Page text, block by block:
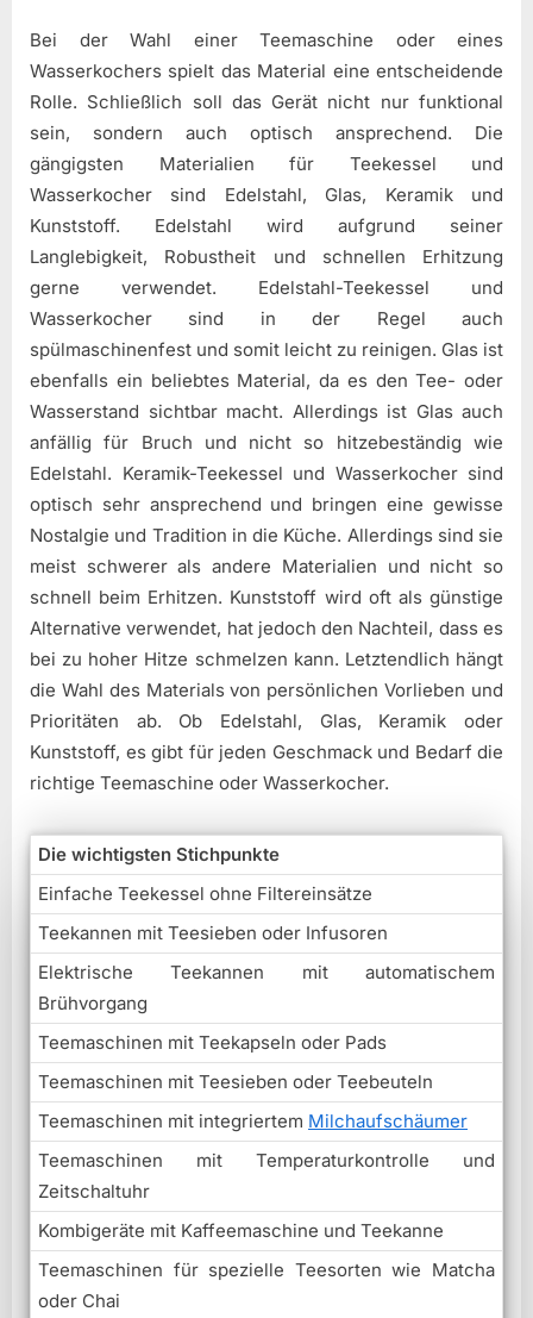
Bei der Wahl einer Teemaschine oder eines
Wasserkochers spielt das Material eine entscheidende
Rolle. Schließlich soll das Gerät nicht nur funktional
sein, sondern auch optisch ansprechend. Die
gängigsten Materialien für Teekessel und
Wasserkocher sind Edelstahl, Glas, Keramik und
Kunststoff. Edelstahl wird aufgrund seiner
Langlebigkeit, Robustheit und schnellen Erhitzung
gerne verwendet. Edelstahl-Teekessel und
Wasserkocher sind in der Regel auch
spülmaschinenfest und somit leicht zu reinigen. Glas ist
ebenfalls ein beliebtes Material, da es den Tee- oder
Wasserstand sichtbar macht. Allerdings ist Glas auch
anfällig für Bruch und nicht so hitzebeständig wie
Edelstahl. Keramik-Teekessel und Wasserkocher sind
optisch sehr ansprechend und bringen eine gewisse
Nostalgie und Tradition in die Küche. Allerdings sind sie
meist schwerer als andere Materialien und nicht so
schnell beim Erhitzen. Kunststoff wird oft als günstige
Alternative verwendet, hat jedoch den Nachteil, dass es
bei zu hoher Hitze schmelzen kann. Letztendlich hängt
die Wahl des Materials von persönlichen Vorlieben und
Prioritäten ab. Ob Edelstahl, Glas, Keramik oder
Kunststoff, es gibt für jeden Geschmack und Bedarf die
richtige Teemaschine oder Wasserkocher.
Die wichtigsten Stichpunkte
Einfache Teekessel ohne Filtereinsätze
Teekannen mit Teesieben oder Infusoren
Elektrische Teekannen mit automatischem
Brühvorgang
Teemaschinen mit Teekapseln oder Pads
Teemaschinen mit Teesieben oder Teebeuteln
Teemaschinen mit integriertem Milchaufschäumer
Teemaschinen mit Temperaturkontrolle und
Zeitschaltuhr
Kombigeräte mit Kaffeemaschine und Teekanne
Teemaschinen für spezielle Teesorten wie Matcha
oder Chai